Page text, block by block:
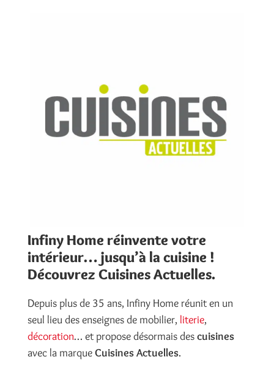
Infiny Home réinvente votre
intérieur… jusqu’à la cuisine !
Découvrez Cuisines Actuelles.
Depuis plus de 35 ans, Infiny Home réunit en un
seul lieu des enseignes de mobilier, literie,
décoration… et propose désormais descuisines
avec la marqueCuisines Actuelles.